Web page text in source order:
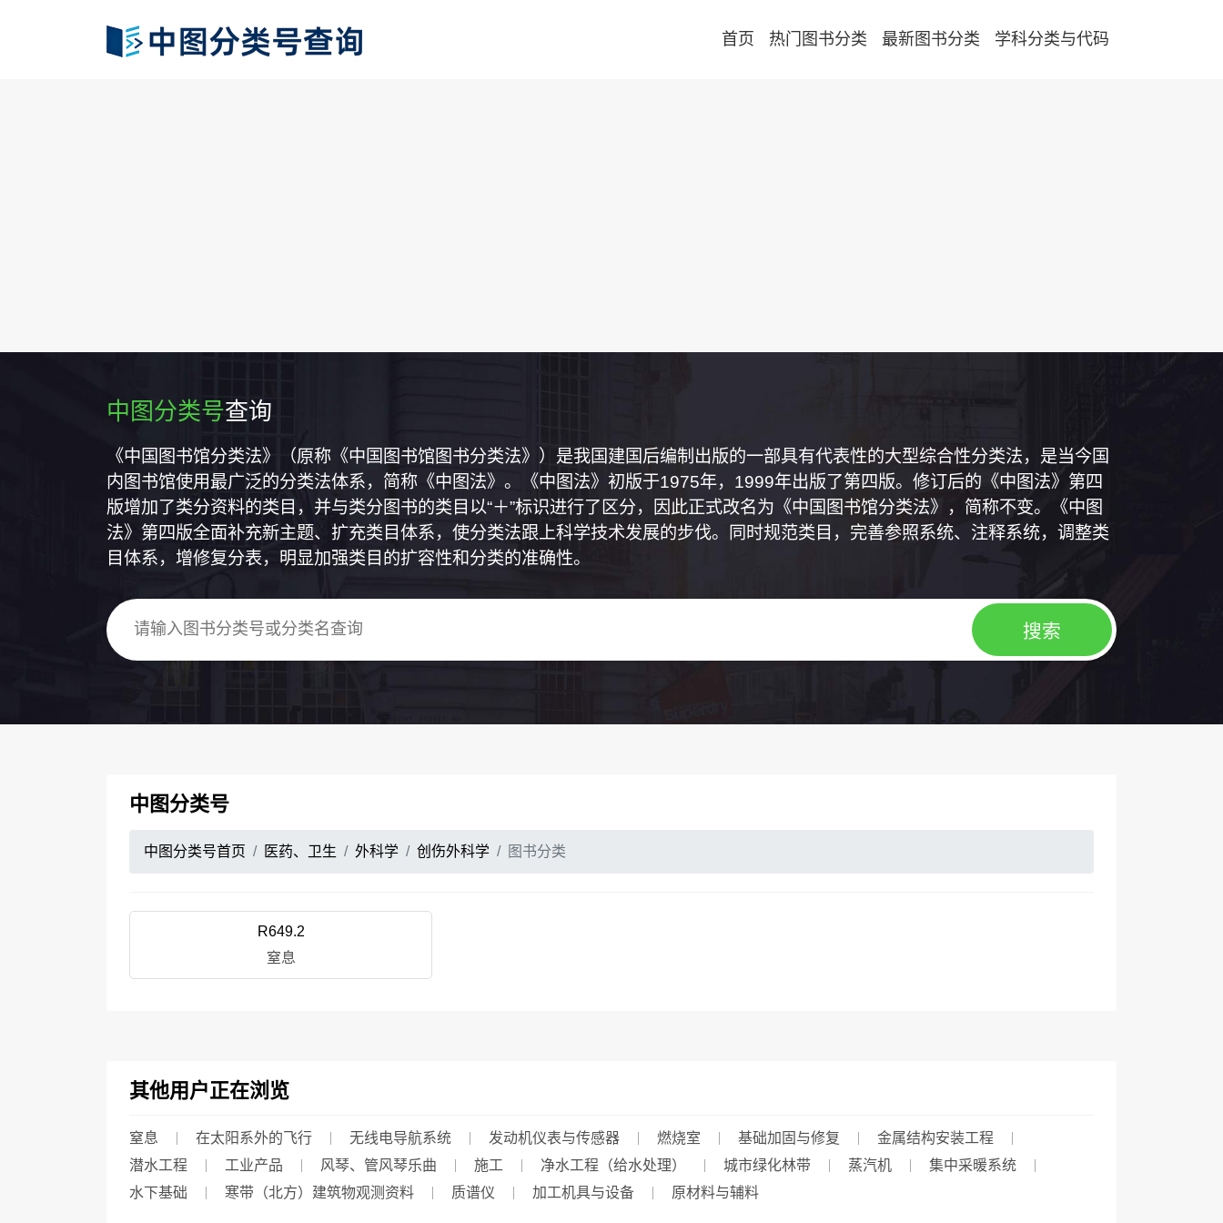
首页 热门图书分类 最新图书分类 学科分类与代码
中图分类号查询
《中国图书馆分类法》（原称《中国图书馆图书分类法》）是我国建国后编制出版的一部具有代表性的大型综合性分类法，是当今国
内图书馆使用最广泛的分类法体系，简称《中图法》。《中图法》初版于1975年，1999年出版了第四版。修订后的《中图法》第四
版增加了类分资料的类目，并与类分图书的类目以“＋”标识进行了区分，因此正式改名为《中国图书馆分类法》，简称不变。《中图
法》第四版全面补充新主题、扩充类目体系，使分类法跟上科学技术发展的步伐。同时规范类目，完善参照系统、注释系统，调整类
目体系，增修复分表，明显加强类目的扩容性和分类的准确性。
中图分类号
中图分类号首页 医药、卫生 外科学 创伤外科学 图书分类
R649.2
窒息
其他用户正在浏览
窒息 在太阳系外的飞行 无线电导航系统 发动机仪表与传感器 燃烧室 基础加固与修复
金属结构安装工程
潜水工程
工业产品 风琴、管风琴乐曲 施工 净水工程（给水处理） 城市绿化林带 蒸汽机
集中采暖系统
水下基础
寒带（北方）建筑物观测资料 质谱仪 加工机具与设备 原材料与辅料